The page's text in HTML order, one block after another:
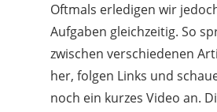
Oftmals erledigen wir
Aufgaben gleichzeitig. So
zwischen verschiedenen
her, folgen Links und
noch ein kurzes Video an.